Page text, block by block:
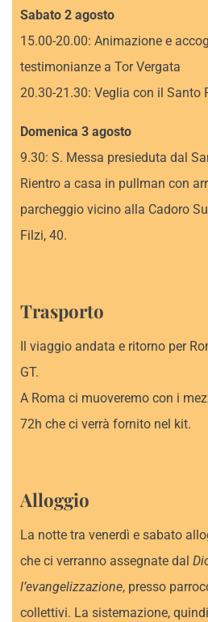
Sabato 2 agosto
15.00-20.00: Animazione e
testimonianze a Tor Vergata
20.30-21.30: Veglia con il Santo
Domenica 3 agosto
9.30: S. Messa presieduta dal
Rientro a casa in pullman con
parcheggio vicino alla Cadoro
Filzi, 40.
Trasporto
Il viaggio andata e ritorno per
GT.
A Roma ci muoveremo con i
72h che ci verrà fornito nel kit.
Alloggio
La notte tra venerdì e sabato
che ci verranno assegnate dal
l’evangelizzazione, presso
collettivi. La sistemazione,